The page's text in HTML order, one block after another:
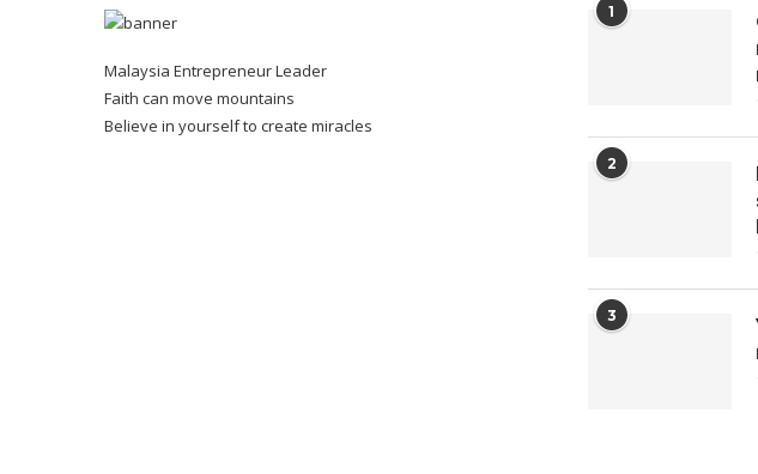
Malaysia Entrepreneur Leader
Faith can move mountains
Believe in yourself to create miracles
1
2
3